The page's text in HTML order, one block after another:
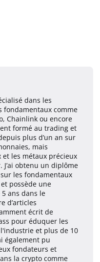
dans les
fondamentaux comme
Chainlink ou encore
formé au trading et
plus d’un an sur
mais
les métaux précieux
J’ai obtenu un diplôme
les fondamentaux
possède une
ans dans le
d’articles
écrit de
pour éduquer les
et plus de 10
également pu
fondateurs et
la crypto comme